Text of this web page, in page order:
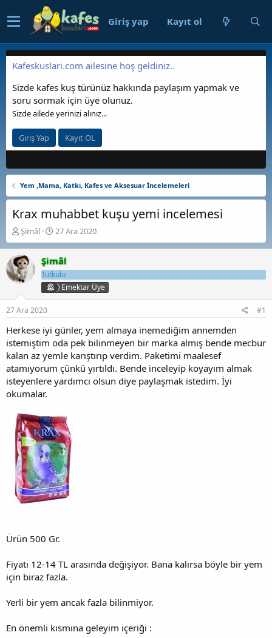
Giriş yap Kayıt ol
Kafeskuslari.com ailesine hoş geldiniz..
Sizde kafes kuş türünüz hakkında paylaşım yapmak ve
soru sormak için üye olunuz.
Sizde ailede yerinizi alınız...
Giriş Yap Kayıt OL
Yem ,Mama, Katkı, Kafes ve Aksesuar İncelemeleri
Krax muhabbet kuşu yemi incelemesi
K
o
n
b
u
y
u
b
ş
l
t
a
n
Şimâl
B
a
ş
l
a
n
g
t
a
i
h
i
27 Ara 2020
Şimâl
Tutkulu
Emektar Üye
27 Ara 2020 #1
Herkese iyi günler, yem almaya inemediğim annemden
istemiştim oda pek bilinmeyen bir marka almış bende mecbur
kalan az yemle karıştırıp verdim. Paketimi maalesef
atamıyorum çünkü yırtıldı. Bende inceleyip koyayım almak
isteyenlere yardımcı olsun diye paylaşmak istedim. İyi
okumalar.
Ürün 500 Gr.
Fiyatı 12-14 TL arasında değişiyor. Bana kalırsa böyle bir yem
için biraz fazla.
Yerli bir yem ancak fazla bilinmiyor.
En önemli kısmına geleyim içeriği :